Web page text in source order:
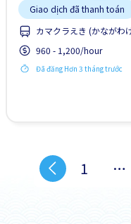
Giao dịch đã thanh toán
カマクラえき (かながわ
960 - 1,200/hour
Đã đăng Hơn 3 tháng trước
1 …